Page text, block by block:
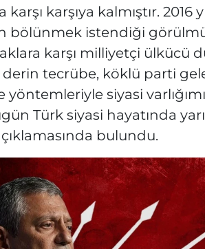
karşı karşıya kalmıştır.
bölünmek istendiği
karşı milliyetçi ülkücü
tecrübe, köklü parti
yöntemleriyle siyasi
Türk siyasi hayatında
bulundu.